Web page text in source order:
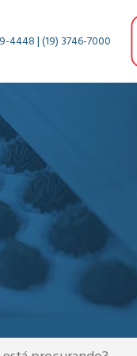
4448 | (19) 3746-7000